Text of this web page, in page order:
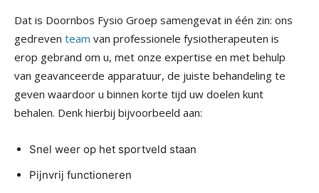
Dat is Doornbos Fysio Groep samengevat in één zin: ons
gedreven team van professionele fysiotherapeuten is
erop gebrand om u, met onze expertise en met behulp
van geavanceerde apparatuur, de juiste behandeling te
geven waardoor u binnen korte tijd uw doelen kunt
behalen. Denk hierbij bijvoorbeeld aan:
Snel weer op het sportveld staan
Pijnvrij functioneren